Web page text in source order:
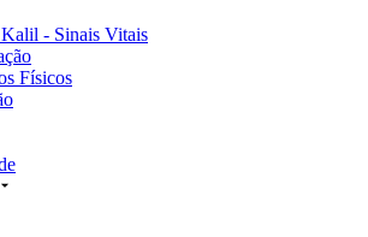
- Sinais Vitais
Físicos